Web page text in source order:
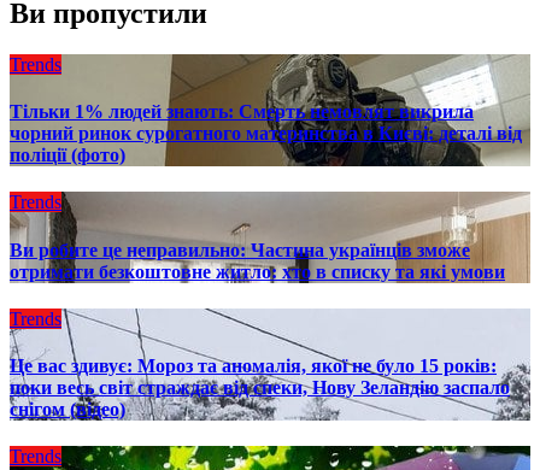
Ви пропустили
Trends
Тільки 1% людей знають: Смерть немовлят викрила
чорний ринок сурогатного материнства в Києві: деталі від
поліції (фото)
Trends
Ви робите це неправильно: Частина українців зможе
отримати безкоштовне житло: хто в списку та які умови
Trends
Це вас здивує: Мороз та аномалія, якої не було 15 років:
поки весь світ страждає від спеки, Нову Зеландію заспало
снігом (відео)
Trends